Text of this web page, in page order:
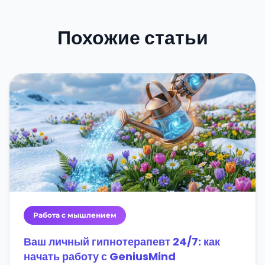
Похожие статьи
Работа с мышлением
Ваш личный гипнотерапевт 24/7: как
начать работу с GeniusMind